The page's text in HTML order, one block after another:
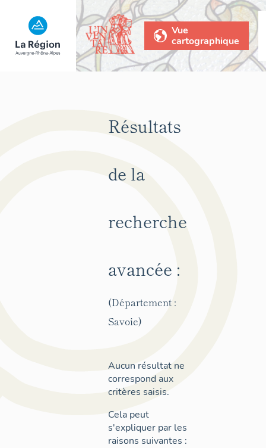
Vue
cartographique
Résultats
de la
recherche
avancée :
(Département :
Savoie)
Aucun résultat ne
correspond aux
critères saisis.
Cela peut
s'expliquer par les
raisons suivantes :